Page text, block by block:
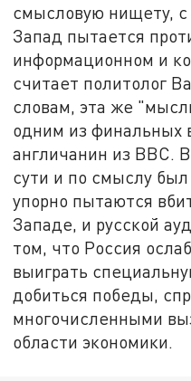
смысловую нищету, с
Запад пытается
информационном и
считает политолог
словам, эта же
одним из финальных
англичанин из BBC.
сути и по смыслу
упорно пытаются
Западе, и русской
том, что Россия
выиграть
добиться победы,
многочисленными
области экономики.